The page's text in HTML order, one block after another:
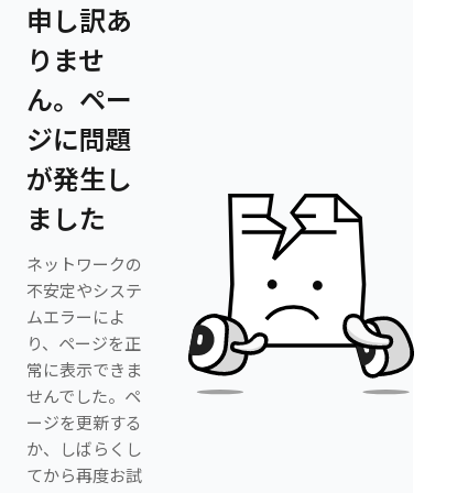
申し訳あ
りませ
ん。ペー
ジに問題
が発生し
ました
ネットワークの
不安定やシステ
ムエラーによ
り、ページを正
常に表示できま
せんでした。ペ
ージを更新する
か、しばらくし
てから再度お試